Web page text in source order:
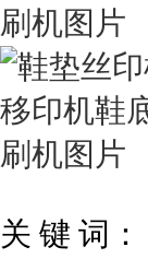
关 键 词：